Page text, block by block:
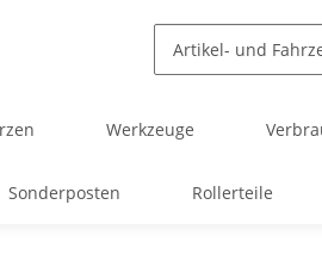
Werkzeuge
Sonderposten Rollerteile